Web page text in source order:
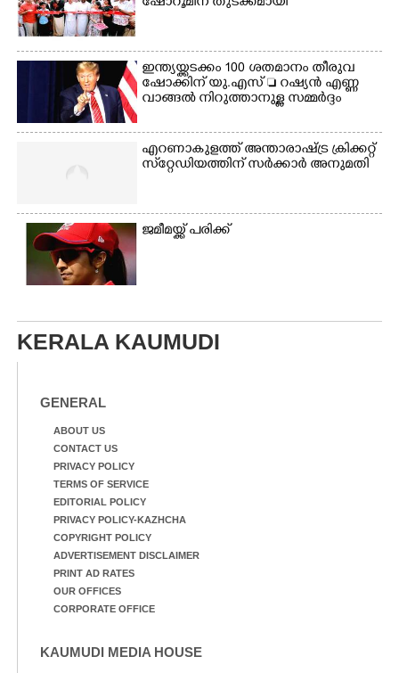
ഇന്ത്യയ്ക്കടക്കം 100 ശതമാനം തീരുവ
ഷോക്കിന് യു.എസ്  റഷ്യൻ എണ്ണ
വാങ്ങൽ നിറുത്താനുള്ള സമ്മർദ്ദം
എറണാകുളത്ത് അന്താരാഷ്ട്ര ക്രിക്കറ്റ്
സ്‌റ്റേഡിയത്തിന് സർക്കാർ അനുമതി
ജമീമയ്ക്ക് പരിക്ക്
KERALA KAUMUDI
GENERAL
ABOUT US
CONTACT US
PRIVACY POLICY
TERMS OF SERVICE
EDITORIAL POLICY
PRIVACY POLICY-KAZHCHA
COPYRIGHT POLICY
ADVERTISEMENT DISCLAIMER
PRINT AD RATES
OUR OFFICES
CORPORATE OFFICE
KAUMUDI MEDIA HOUSE